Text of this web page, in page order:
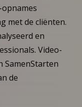
met de cliënten.
en
Video-
SamenStarten
de